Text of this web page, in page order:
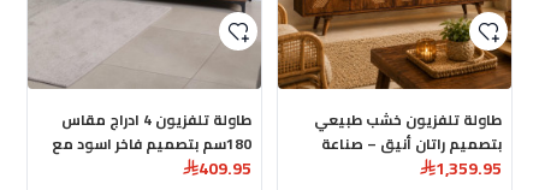
طاولة تلفزيون خشب طبيعي
بتصميم راتان أنيق – صناعة
هندية لون بني مقاس 175سم
1,359.95
طاولة تلفزيون 4 ادراج مقاس
180سم بتصميم فاخر اسود مع
بني
409.95